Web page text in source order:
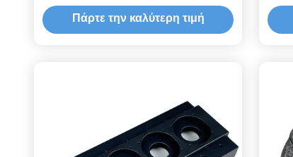
Πάρτε την καλύτερη τιμή